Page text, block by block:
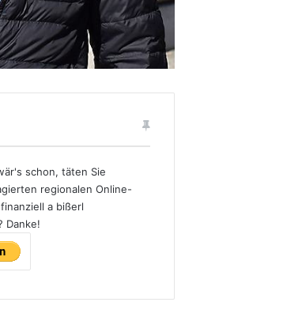
schon, täten Sie
regionalen Online-
a bißerl
Danke!